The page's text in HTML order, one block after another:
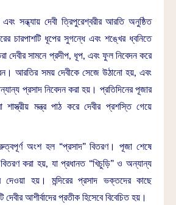
এবং সন্ধ্যায় দেবী ত্রিপুরেশ্বরীর আরতি অনুষ্ঠিত
চারপাশটি ধূপের সুগন্ধে এবং শঙ্খের ধ্বনিতে
দেবীর সামনে প্রদীপ, ধূপ, এবং ফুল নিবেদন করে
আরতির সময় দেবীকে সেজে উঠানো হয়, এবং
প্রসাদ নিবেদন করা হয়। প্রতিদিনের পূজার
শাস্ত্রীয় মন্ত্র পাঠ করে দেবীর প্রশস্তি গেয়ে
অংশ হল “প্রসাদ” বিতরণ। পূজা শেষে
করা হয়, যা প্রধানত “খিচুড়ি” ও অন্যান্য
দেওয়া হয়। মন্দিরের প্রসাদ ভক্তদের কাছে
আশীর্বাদের প্রতীক হিসেবে বিবেচিত হয়।